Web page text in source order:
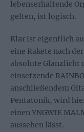
lebenserhaltende
gelten, ist logisch.
Klar ist eigentlich
eine Rakete nach
absolute Glanzlicht
einsetzende
anschließendem
Pentatonik, wird
einen YNGWIE
aussehen lässt.